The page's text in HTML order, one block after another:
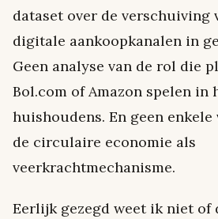
dataset over de verschuiving
digitale aankoopkanalen in
Geen analyse van de rol die
Bol.com of Amazon spelen in
huishoudens. En geen
de circulaire economie als
veerkrachtmechanisme.
Eerlijk gezegd weet ik niet of